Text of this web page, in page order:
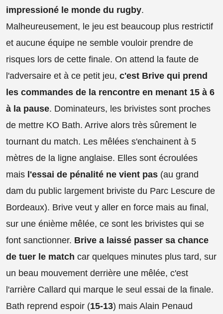
impressioné le monde du rugby.
Malheureusement, le jeu est beaucoup plus restrictif
et aucune équipe ne semble vouloir prendre de
risques lors de cette finale. On attend la faute de
l'adversaire et à ce petit jeu, c'est Brive qui prend
les commandes de la rencontre en menant 15 à 6
à la pause. Dominateurs, les brivistes sont proches
de mettre KO Bath. Arrive alors très sûrement le
tournant du match. Les mêlées s'enchainent à 5
mètres de la ligne anglaise. Elles sont écroulées
mais l'essai de pénalité ne vient pas (au grand
dam du public largement briviste du Parc Lescure de
Bordeaux). Brive veut y aller en force mais au final,
sur une énième mêlée, ce sont les brivistes qui se
font sanctionner. Brive a laissé passer sa chance
de tuer le match car quelques minutes plus tard, sur
un beau mouvement derrière une mêlée, c'est
l'arrière Callard qui marque le seul essai de la finale.
Bath reprend espoir (15-13) mais Alain Penaud